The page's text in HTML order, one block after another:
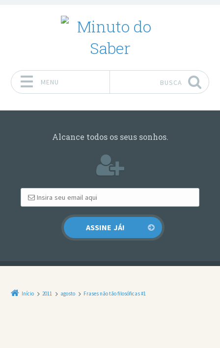
MENU BUSCA
Alcance todos os seus sonhos.
Início 2011 agosto Frases não tão filosóficas #1